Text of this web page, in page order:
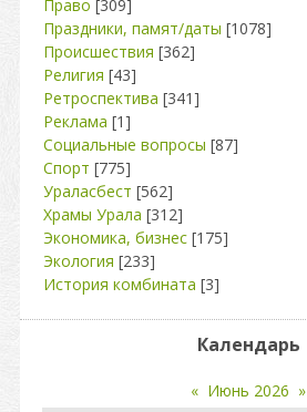
Право [309]
Праздники, памят/даты [1078]
Происшествия [362]
Религия [43]
Ретроспектива [341]
Реклама [1]
Социальные вопросы [87]
Спорт [775]
Ураласбест [562]
Храмы Урала [312]
Экономика, бизнес [175]
Экология [233]
История комбината [3]
Календарь
« Июнь 2026 »